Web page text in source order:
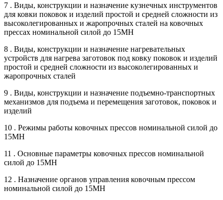
7 . Виды, конструкции и назначение кузнечных инструментов
для ковки поковок и изделий простой и средней сложности из
высоколегированных и жаропрочных сталей на ковочных
прессах номинальной силой до 15МН
8 . Виды, конструкции и назначение нагревательных
устройств для нагрева заготовок под ковку поковок и изделий
простой и средней сложности из высоколегированных и
жаропрочных сталей
9 . Виды, конструкции и назначение подъемно-транспортных
механизмов для подъема и перемещения заготовок, поковок и
изделий
10 . Режимы работы ковочных прессов номинальной силой до
15МН
11 . Основные параметры ковочных прессов номинальной
силой до 15МН
12 . Назначение органов управления ковочным прессом
номинальной силой до 15МН